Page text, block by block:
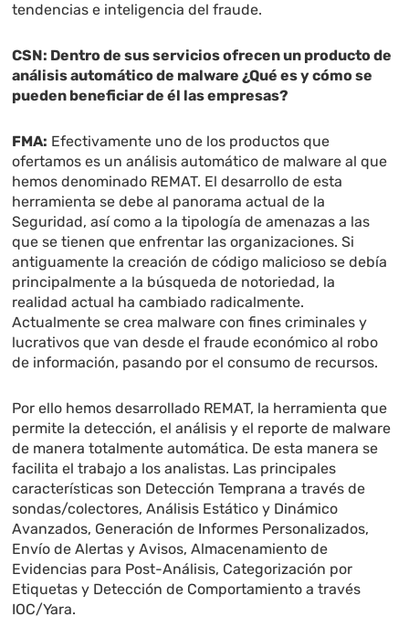
tendencias e inteligencia del fraude.
CSN: Dentro de sus servicios ofrecen un producto de
análisis automático de malware ¿Qué es y cómo se
pueden beneficiar de él las empresas?
FMA: Efectivamente uno de los productos que
ofertamos es un análisis automático de malware al que
hemos denominado REMAT. El desarrollo de esta
herramienta se debe al panorama actual de la
Seguridad, así como a la tipología de amenazas a las
que se tienen que enfrentar las organizaciones. Si
antiguamente la creación de código malicioso se debía
principalmente a la búsqueda de notoriedad, la
realidad actual ha cambiado radicalmente.
Actualmente se crea malware con fines criminales y
lucrativos que van desde el fraude económico al robo
de información, pasando por el consumo de recursos.
Por ello hemos desarrollado REMAT, la herramienta que
permite la detección, el análisis y el reporte de malware
de manera totalmente automática. De esta manera se
facilita el trabajo a los analistas. Las principales
características son Detección Temprana a través de
sondas/colectores, Análisis Estático y Dinámico
Avanzados, Generación de Informes Personalizados,
Envío de Alertas y Avisos, Almacenamiento de
Evidencias para Post-Análisis, Categorización por
Etiquetas y Detección de Comportamiento a través
IOC/Yara.